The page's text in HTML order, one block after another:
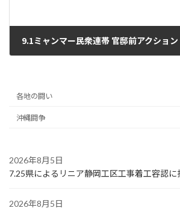
9.1ミャンマー民衆連帯 官邸前アクション
各地の闘い
沖縄闘争
2026年8月5日
7.25県によるリニア静岡工区工事着工容認に
2026年8月5日